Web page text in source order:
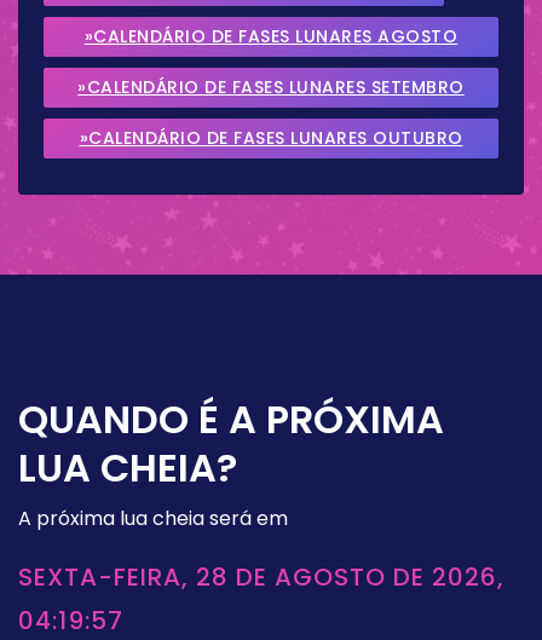
»CALENDÁRIO DE FASES LUNARES AGOSTO
2026
»CALENDÁRIO DE FASES LUNARES SETEMBRO
2026
»CALENDÁRIO DE FASES LUNARES OUTUBRO
QUANDO É A PRÓXIMA
LUA CHEIA?
A próxima lua cheia será em
SEXTA-FEIRA, 28 DE AGOSTO DE 2026,
04:19:57